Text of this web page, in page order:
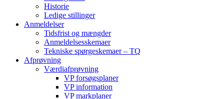
Historie
Ledige stillinger
Anmeldelser
Tidsfrist og mængder
Anmeldelsesskemaer
Tekniske spørgeskemaer – TQ
Afprøvning
Værdiafprøvning
VP forsøgsplaner
VP information
VP markplaner